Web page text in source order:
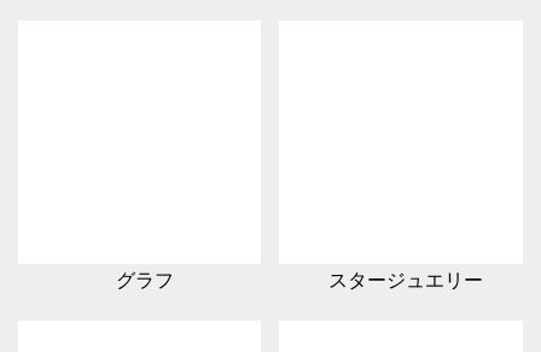
グラフ スタージュエリー